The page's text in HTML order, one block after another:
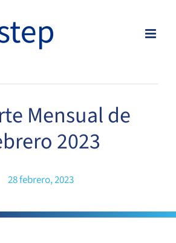
Mensual de
2023
28 febrero, 2023